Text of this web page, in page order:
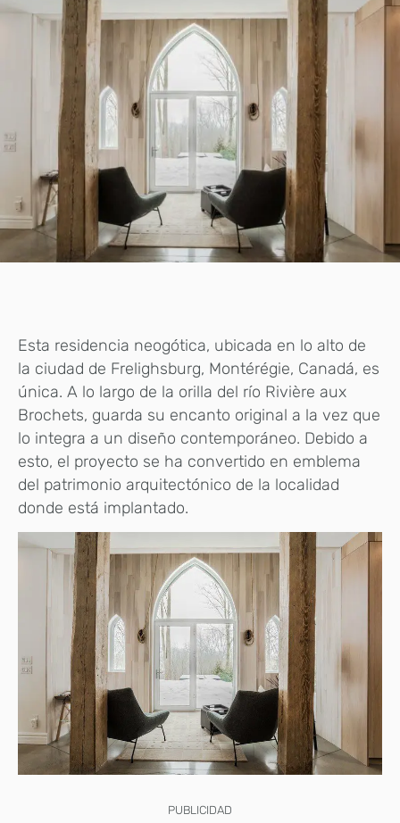
Esta residencia neogótica, ubicada en lo alto de
la ciudad de Frelighsburg, Montérégie, Canadá, es
única. A lo largo de la orilla del río Rivière aux
Brochets, guarda su encanto original a la vez que
lo integra a un diseño contemporáneo. Debido a
esto, el proyecto se ha convertido en emblema
del patrimonio arquitectónico de la localidad
donde está implantado.
PUBLICIDAD